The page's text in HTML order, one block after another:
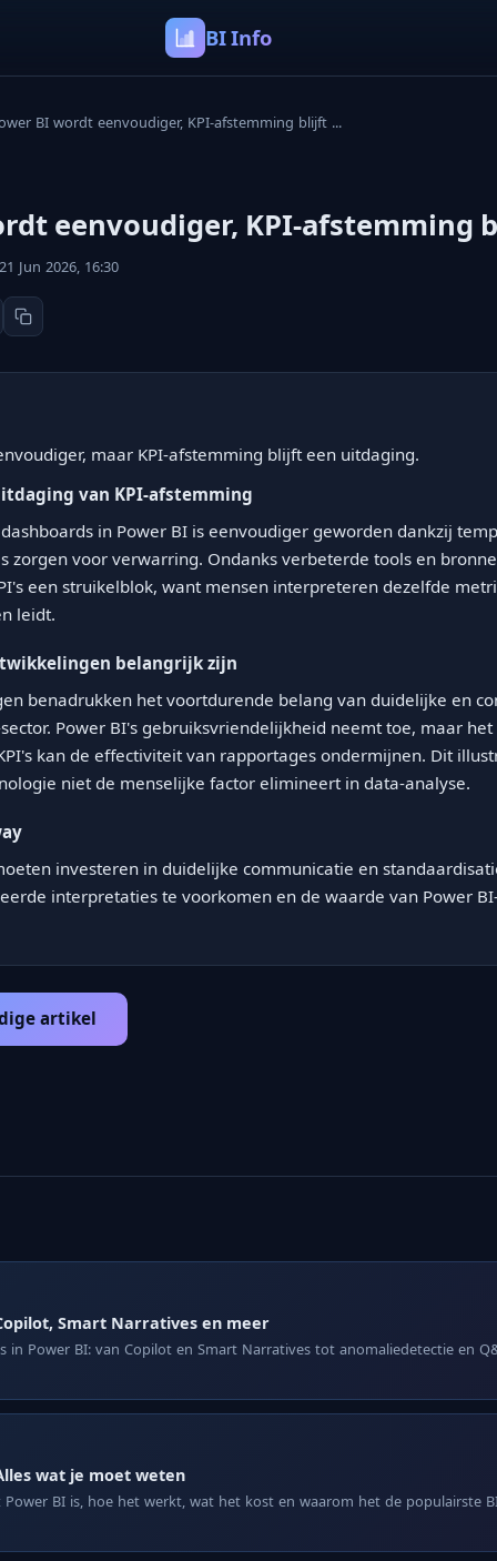
BI Info
BI wordt eenvoudiger, KPI-afstemming blijft ...
eenvoudiger, KPI-afstemming
Jun 2026, 16:30
maar KPI-afstemming blijft een uitdaging.
van KPI-afstemming
in Power BI is eenvoudiger geworden dankzij
zorgen voor verwarring. Ondanks verbeterde tools en
een struikelblok, want mensen interpreteren dezelfde
leidt.
belangrijk zijn
benadrukken het voortdurende belang van duidelijke en
Power BI's gebruiksvriendelijkheid neemt toe, maar
kan de effectiviteit van rapportages ondermijnen. Dit
niet de menselijke factor elimineert in data-analyse.
investeren in duidelijke communicatie en
interpretaties te voorkomen en de waarde van Power
artikel
Smart Narratives en meer
in Power BI: van Copilot en Smart Narratives tot anomaliedetectie en
wat je moet weten
BI is, hoe het werkt, wat het kost en waarom het de populairste